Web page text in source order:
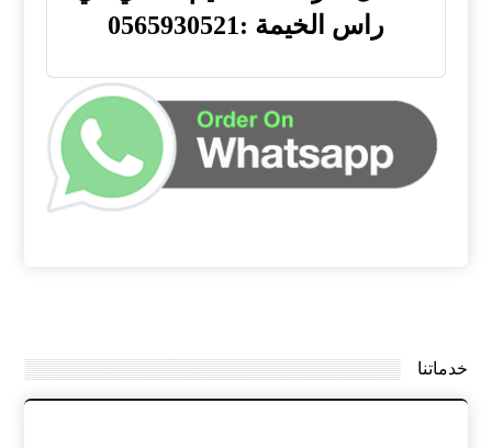
راس الخيمة :0565930521
خدماتنا